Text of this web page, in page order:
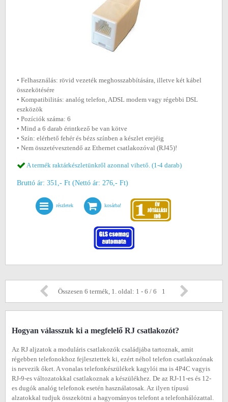
• Felhasználás: rövid vezeték meghosszabbítására, illetve két kábel
összekötésére
• Kompatibilitás: analóg telefon, ADSL modem vagy régebbi DSL
eszközök
• Pozíciók száma: 6
• Mind a 6 darab érintkező be van kötve
• Szín: elérhető fehér és bézs színben a készlet erejéig
• Nem összetévesztendő az Ethernet csatlakozóval (RJ45)!
A termék raktárkészletünkről azonnal vihető. (1-4 darab)
Bruttó ár: 351,- Ft (Nettó ár: 276,- Ft)
részletek kosárba!
Összesen 6 termék, 1. oldal: 1 - 6 / 6 1
Hogyan válasszuk ki a megfelelő RJ csatlakozót?
Az RJ aljzatok a moduláris csatlakozók családjába tartoznak, amit
régebben telefonokhoz fejlesztettek ki, ezért néhol telefon csatlakozónak
is nevezik őket. A vonalas telefonkészülékek kagylói ma is 4P4C vagyis
RJ-9-es változatokkal csatlakoznak a készülékhez. De az RJ-11-es és 12-
es dugók analóg telefonok esetén használatosak. Az ilyen típusú
alzatokkal tudjuk összekötni a hagyományos telefont a telefonhálózattal.